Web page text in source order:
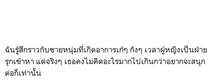
ฉันรู้สึกราวกับชายหนุ่มที่เกิดอาการเก้ๆ กังๆ เวลาผู้หญิงเป็นฝ่าย
รุกเข้าหา แต่จริงๆ เธอคงไม่คิดอะไรมากไปเกินกว่าอยากจะสนุก
ต่อก็เท่านั้น